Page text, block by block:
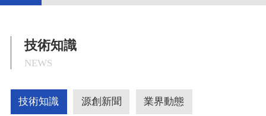
技術知識
NEWS
技術知識 源創新聞 業界動態